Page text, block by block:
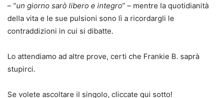
– “un giorno sarò libero e integro” – mentre la quotidianità
della vita e le sue pulsioni sono lì a ricordargli le
contraddizioni in cui si dibatte.
Lo attendiamo ad altre prove, certi che Frankie B. saprà
stupirci.
Se volete ascoltare il singolo, cliccate qui sotto!